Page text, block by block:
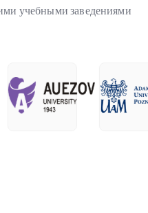
учебными заведениями